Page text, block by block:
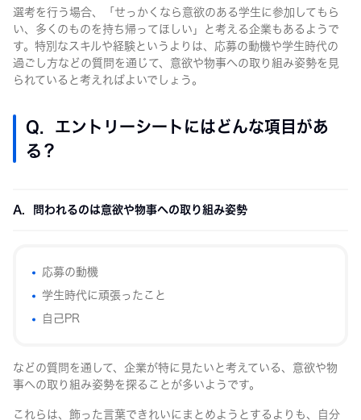
選考を行う場合、「せっかくなら意欲のある学生に参加してもら
い、多くのものを持ち帰ってほしい」と考える企業もあるようで
す。特別なスキルや経験というよりは、応募の動機や学生時代の
過ごし方などの質問を通じて、意欲や物事への取り組み姿勢を見
られていると考えればよいでしょう。
Q. エントリーシートにはどんな項目があ
る？
A. 問われるのは意欲や物事への取り組み姿勢
応募の動機
学生時代に頑張ったこと
自己PR
などの質問を通して、企業が特に見たいと考えている、意欲や物
事への取り組み姿勢を探ることが多いようです。
これらは、飾った言葉できれいにまとめようとするよりも、自分